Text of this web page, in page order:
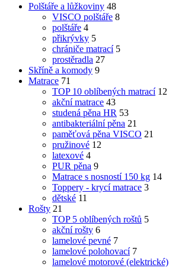
Polštáře a lůžkoviny 48
VISCO polštáře 8
polštáře 4
přikrývky 5
chrániče matrací 5
prostěradla 27
Skříně a komody 9
Matrace 71
TOP 10 oblíbených matrací 12
akční matrace 43
studená pěna HR 53
antibakteriální pěna 21
paměťová pěna VISCO 21
pružinové 12
latexové 4
PUR pěna 9
Matrace s nosností 150 kg 14
Toppery - krycí matrace 3
dětské 11
Rošty 21
TOP 5 oblíbených roštů 5
akční rošty 6
lamelové pevné 7
lamelové polohovací 7
lamelové motorové (elektrické)